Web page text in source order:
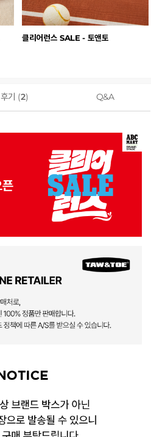
클리어런스 SALE - 토앤토
후기 (2) Q&A